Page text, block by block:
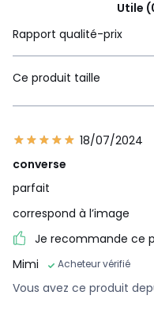
Utile
Rapport qualité-prix
Ce produit taille
18/07/2024
converse
parfait
correspond à l’image
Je recommande ce
Mimi
Acheteur vérifié
Vous avez ce produit